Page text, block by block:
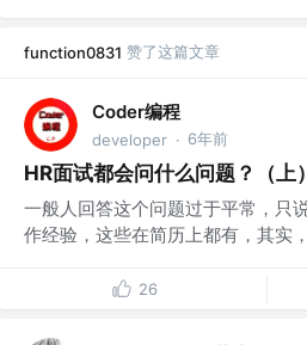
function0831 赞了这篇文章
Coder编程
developer · 6年前
HR面试都会问什么问题？（上）
一般人回答这个问题过于平常，只
作经验，这些在简历上都有，其实
26